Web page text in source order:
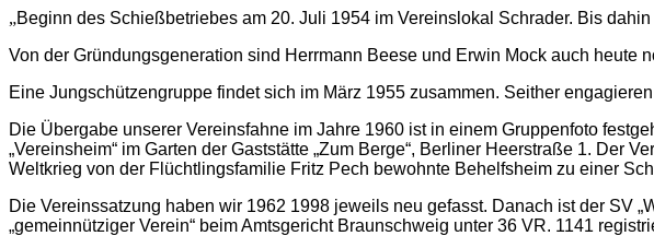
„Beginn des Schießbetriebes am 20. Juli 1954 im Vereinslokal Schrader. Bis dahin
Von der Gründungsgeneration sind Herrmann Beese und Erwin Mock auch heute
Eine Jungschützengruppe findet sich im März 1955 zusammen. Seither
Die Übergabe unserer Vereinsfahne im Jahre 1960 ist in einem Gruppenfoto
„Vereinsheim“ im Garten der Gaststätte „Zum Berge“, Berliner Heerstraße 1. Der
Weltkrieg von der Flüchtlingsfamilie Fritz Pech bewohnte Behelfsheim zu einer
Die Vereinssatzung haben wir 1962 1998 jeweils neu gefasst. Danach ist der SV
„gemeinnütziger Verein“ beim Amtsgericht Braunschweig unter 36 VR. 1141